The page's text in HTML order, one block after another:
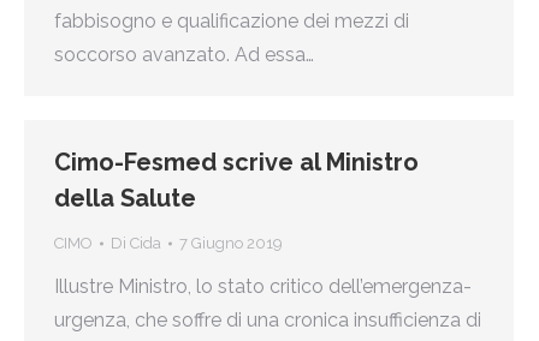
fabbisogno e qualificazione dei mezzi di
soccorso avanzato. Ad essa…
Cimo-Fesmed scrive al Ministro
della Salute
CIMO Di Cida 7 Giugno 2019
Illustre Ministro, lo stato critico dell’emergenza-
urgenza, che soffre di una cronica insufficienza di